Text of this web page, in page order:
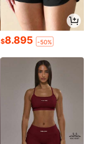
$8.895 -50%